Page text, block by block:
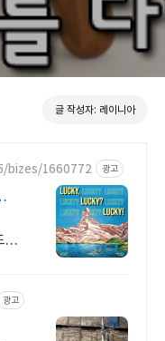
글 작성자: 레이니아
bizes/1660772 광고
보
광고